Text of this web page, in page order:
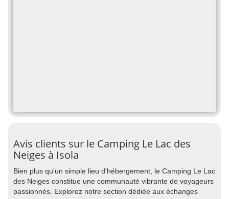
Avis clients sur le Camping Le Lac des
Neiges à Isola
Bien plus qu'un simple lieu d'hébergement, le Camping Le Lac
des Neiges constitue une communauté vibrante de voyageurs
passionnés. Explorez notre section dédiée aux échanges